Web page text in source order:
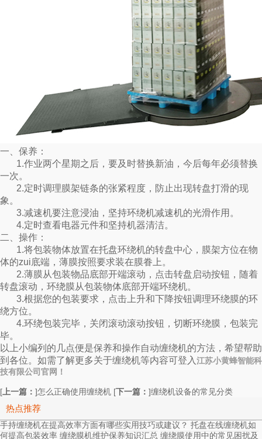
一、保养：
1.作业两个星期之后，要及时替换新油，今后每年必须替换
一次。
2.定时调理膜架链条的张紧程度，防止出现转盘打滑的现
象。
3.减速机要注意浸油，坚持环绕机减速机的光滑作用。
4.定时查看电器元件和坚持机器清洁。
二、操作：
1.将包装物体放置在托盘环绕机的转盘中心，膜架方位在物
体的zui底端，薄膜按照要求装在膜眷上。
2.薄膜从包装物品底部开端滚动，点击转盘启动按钮，随着
转盘滚动，环绕膜从包装物体底部开端环绕机。
3.根据您的包装要求，点击上升和下降按钮调理环绕膜的环
绕方位。
4.环绕包装完毕，关闭滚动滚动按钮，切断环绕膜，包装完
毕。
以上小编列的几点便是保养和操作自动缠绕机的方法，希望帮助
到各位。如需了解更多关于缠绕机等内容可登入 江苏小黄蜂智能科
技有限公司官网！
[ 上一篇： ]怎么正确使用缠绕机 [下一篇： ]缠绕机设备的常见分类
热点推荐
手持缠绕机在提高效率方面有哪些实用技巧或建议？ 托盘在线缠绕机如
何提高包装效率 缠绕膜机维护保养知识汇总 缠绕膜使用中的常见困扰及